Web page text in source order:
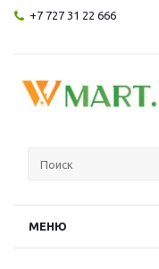
+7 727 31 22 666
МЕНЮ